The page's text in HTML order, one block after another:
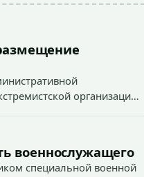
организации,
военнослужащего
специальной военной